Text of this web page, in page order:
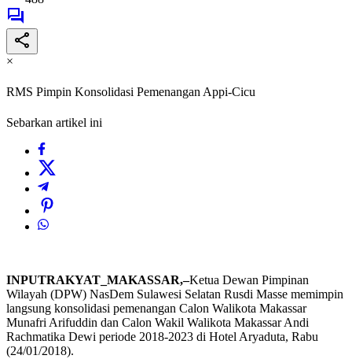
×
RMS Pimpin Konsolidasi Pemenangan Appi-Cicu
Sebarkan artikel ini
INPUTRAKYAT_MAKASSAR,–Ketua Dewan Pimpinan
Wilayah (DPW) NasDem Sulawesi Selatan Rusdi Masse memimpin
langsung konsolidasi pemenangan Calon Walikota Makassar
Munafri Arifuddin dan Calon Wakil Walikota Makassar Andi
Rachmatika Dewi periode 2018-2023 di Hotel Aryaduta, Rabu
(24/01/2018).